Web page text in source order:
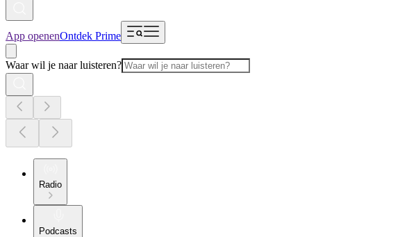
App openenOntdek Prime
Waar wil je naar luisteren?
Radio
Podcasts